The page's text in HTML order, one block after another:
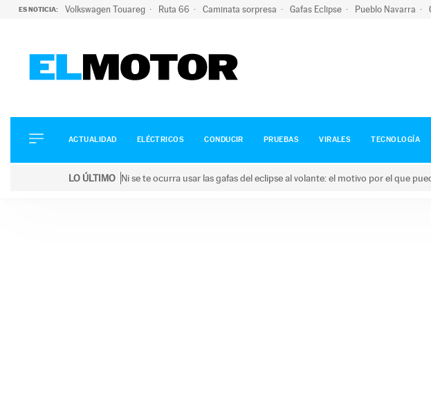
ES NOTICIA: Volkswagen Touareg Ruta 66 Caminata sorpresa Gafas Eclipse Pueblo Navarra
ELÉCTRICOS
CONDUCIR
ACTUALIDAD ELÉCTRICOS CONDUCIR PRUEBAS VIRALES TECNOLOGÍA
LO ÚLTIMO Ni se te ocurra usar las gafas del eclipse al volante: el motivo por el que